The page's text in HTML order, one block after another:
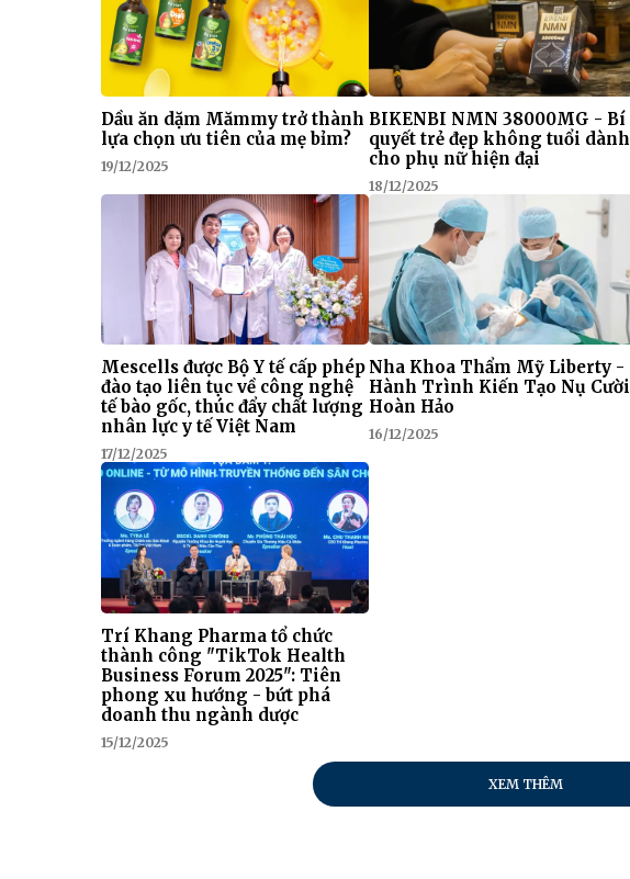
Dầu ăn dặm Mămmy trở thành
lựa chọn ưu tiên của mẹ bỉm?
19/12/2025
BIKENBI NMN 38000MG - Bí
quyết trẻ đẹp không tuổi dành
cho phụ nữ hiện đại
18/12/2025
Mescells được Bộ Y tế cấp phép
đào tạo liên tục về công nghệ
tế bào gốc, thúc đẩy chất lượng
nhân lực y tế Việt Nam
17/12/2025
Nha Khoa Thẩm Mỹ Liberty -
Hành Trình Kiến Tạo Nụ Cười
Hoàn Hảo
16/12/2025
Trí Khang Pharma tổ chức
thành công "TikTok Health
Business Forum 2025": Tiên
phong xu hướng - bứt phá
doanh thu ngành dược
15/12/2025
XEM THÊM